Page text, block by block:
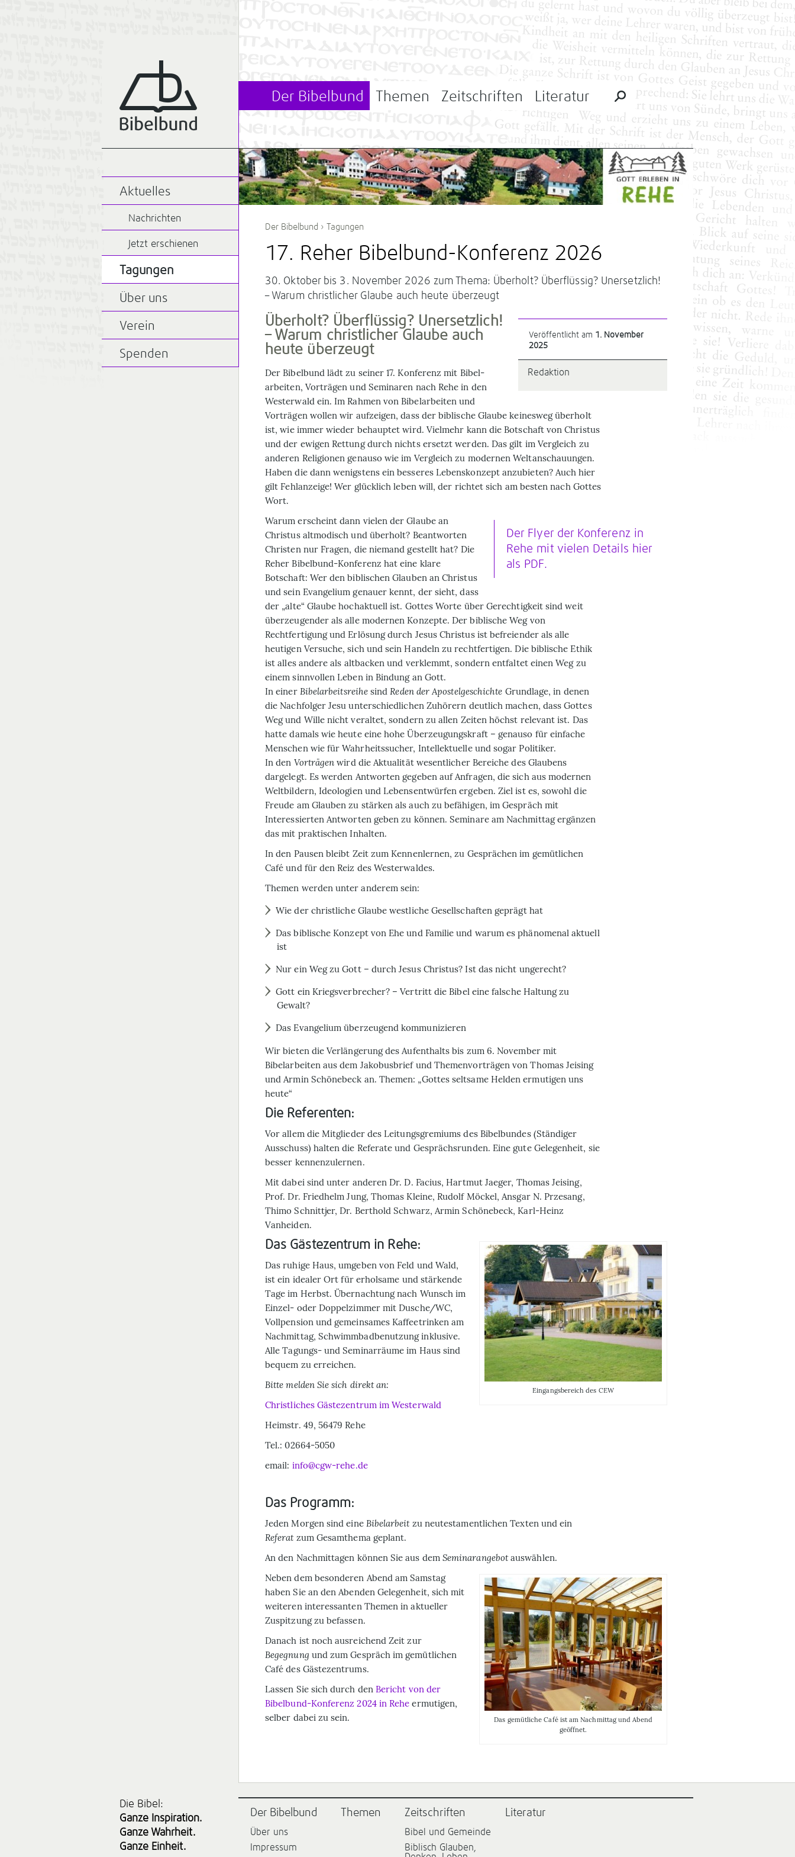
Der Bibelbund Themen Zeitschriften Literatur
Der Bibelbund › Tagungen
17. Reher Bibelbund-Konferenz 2026
30. Oktober bis 3. November 2026 zum Thema: Überholt? Überflüssig? Unersetzlich!
– Warum christlicher Glaube auch heute überzeugt
Veröffentlicht am 1. November
2025
Redaktion
Überholt? Überflüssig? Unersetzlich!
– Warum christlicher Glaube auch
heute überzeugt
Der Bibelbund lädt zu seiner 17. Konferenz mit Bibel­
arbeiten, Vorträgen und Semi­naren nach Rehe in den
Westerwald ein. Im Rahmen von Bibelarbeiten und
Vorträgen wollen wir aufzeigen, dass der biblische Glaube keinesweg überholt
ist, wie immer wieder behauptet wird. Vielmehr kann die Botschaft von Christus
und der ewigen Rettung durch nichts ersetzt werden. Das gilt im Vergleich zu
anderen Religionen genauso wie im Vergleich zu modernen Weltanschauungen.
Haben die dann wenigstens ein besseres Lebenskonzept anzubieten? Auch hier
gilt Fehlanzeige! Wer glücklich leben will, der richtet sich am besten nach Gottes
Wort.
Der Flyer der Konferenz in
Rehe mit vielen Details hier
als PDF.
Warum erscheint dann vielen der Glaube an
Christus altmodisch und überholt? Beantworten
Christen nur Fragen, die niemand gestellt hat? Die
Reher Bibelbund-Konferenz hat eine klare
Botschaft: Wer den biblischen Glauben an Christus
und sein Evangelium genauer kennt, der sieht, dass
der „alte“ Glaube hochaktuell ist. Gottes Worte über Gerechtigkeit sind weit
überzeugender als alle modernen Konzepte. Der biblische Weg von
Rechtfertigung und Erlösung durch Jesus Christus ist befreiender als alle
heutigen Versuche, sich und sein Handeln zu rechtfertigen. Die biblische Ethik
ist alles andere als altbacken und verklemmt, sondern entfaltet einen Weg zu
einem sinnvollen Leben in Bindung an Gott.
In einer BibelarbeitsreihesindReden der Apostelgeschichte Grundlage, in denen
die Nachfolger Jesu unterschiedlichen Zuhörern deutlich machen, dass Gottes
Weg und Wille nicht veraltet, sondern zu allen Zeiten höchst relevant ist. Das
hatte damals wie heute eine hohe Überzeugungskraft – genauso für einfache
Menschen wie für Wahrheitssucher, Intellektuelle und sogar Politiker.
In den Vorträgen wird die Aktualität wesentlicher Bereiche des Glaubens
dargelegt. Es werden Antworten gegeben auf Anfragen, die sich aus modernen
Weltbildern, Ideo­logien und Lebensentwürfen ergeben. Ziel ist es, sowohl die
Freude am Glauben zu stärken als auch zu befähigen, im Gespräch mit
Interessierten Antworten geben zu können. Seminare am Nachmittag ergänzen
das mit praktischen Inhalten.
In den Pausen bleibt Zeit zum Kennen­lernen, zu Gesprächen im gemütlichen
Café und für den Reiz des Westerwaldes.
Themen werden unter anderem sein:
Wie der christliche Glaube westliche Gesellschaften geprägt hat
Das biblische Konzept von Ehe und Familie und warum es phänomenal aktuell
ist
Nur ein Weg zu Gott – durch Jesus Christus? Ist das nicht ungerecht?
Gott ein Kriegsverbrecher? – Vertritt die Bibel eine falsche Haltung zu
Gewalt?
Das Evangelium überzeugend kommunizieren
Wir bieten die Verlängerung des Aufenthalts bis zum 6. November mit
Bibelarbeiten aus dem Jakobusbrief und Themenvorträgen von Thomas Jeising
und Armin Schönebeck an. Themen: „Gottes seltsame Helden ermutigen uns
heute“
Die Referenten:
Vor allem die Mitglieder des Leitungsgremiums des Bibelbundes (Ständiger
Ausschuss) halten die Referate und Gesprächsrunden. Eine gute Gelegenheit, sie
besser kennenzulernen.
Mit dabei sind unter anderen Dr. D. Facius, Hartmut Jaeger, Thomas Jeising,
Prof. Dr. Friedhelm Jung, Thomas Kleine,Rudolf Möckel, Ansgar N. Przesang,
Thimo Schnittjer, Dr. Berthold Schwarz, Armin Schönebeck, Karl-Heinz
Vanheiden.
Eingangsbereich des CEW
Das Gästezentrum in Rehe:
Das ruhige Haus, umgeben von Feld und Wald,
ist ein idealer Ort für erholsame und stärkende
Tage im Herbst. Übernachtung nach Wunsch im
Einzel- oder Doppelzimmer mit Dusche/WC,
Vollpension und gemeinsames Kaffeetrinken am
Nachmittag, Schwimmbadbenutzung inklusive.
Alle Tagungs- und Seminarräume im Haus sind
bequem zu erreichen.
Bitte melden Sie sich direkt an:
Christliches Gästezentrum im Westerwald
Heimstr. 49, 56479 Rehe
Tel.: 02664-5050
email: info@cgw-rehe.de
Das Programm:
JedenMorgen sind eine Bibelarbeitzu neutestamentlichen Texten und ein
Referatzum Gesamthema geplant.
An den Nachmittagen können Sie aus dem Seminarangebotauswählen.
Das gemütliche Café ist am Nachmittag und Abend
geöffnet.
Neben dem besonderen Abendam Samstag
haben Sie an denAbendenGelegenheit, sich mit
weiteren interessanten Themen in aktueller
Zuspitzung zu befassen.
Danach ist noch ausreichend Zeit zur
Begegnung und zum Gespräch im gemütlichen
Café des Gästezentrums.
Lassen Sie sich durch den Bericht von der
Bibelbund-Konferenz 2024 in Rehe ermutigen,
selber dabei zu sein.
Aktuelles
Nachrichten
Jetzt erschienen
Tagungen
Über uns
Verein
Spenden
Die Bibel:
Ganze Inspiration.
Ganze Wahrheit.
Ganze Einheit.
Der Bibelbund
Über uns
Impressum
Themen Zeitschriften
Bibel und Gemeinde
Biblisch Glauben,
Literatur